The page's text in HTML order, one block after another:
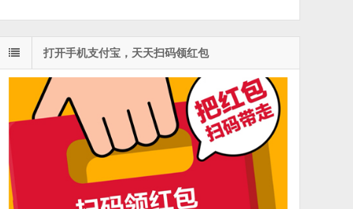
打开手机支付宝，天天扫码领红包